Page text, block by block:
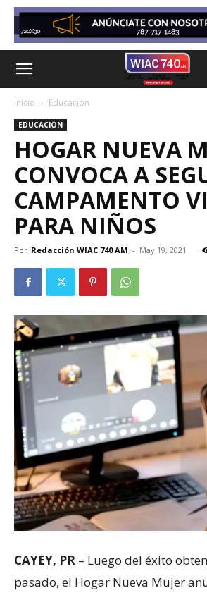
Inicio Educación
EDUCACIÓN
HOGAR NUEVA
CONVOCA A
CAMPAMENTO
PARA NIÑOS
Por Redacción WIAC 740 AM - May 19, 2021
CAYEY, PR – Luego del éxito
pasado, el Hogar Nueva Mujer